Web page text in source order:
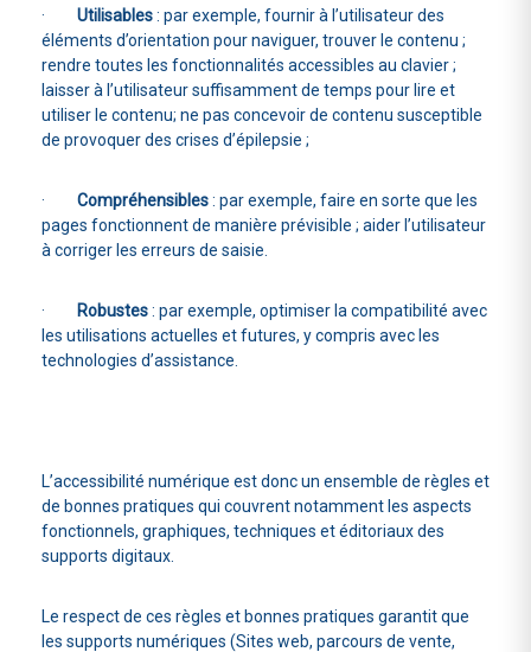
· Utilisables: par exemple, fournir à l’utilisateur des
éléments d’orientation pour naviguer, trouver le contenu ;
rendre toutes les fonctionnalités accessibles au clavier ;
laisser à l’utilisateur suffisamment de temps pour lire et
utiliser le contenu; ne pas concevoir de contenu susceptible
de provoquer des crises d’épilepsie ;
· Compréhensibles: par exemple, faire en sorte que les
pages fonctionnent de manière prévisible ; aider l’utilisateur
à corriger les erreurs de saisie.
· Robustes: par exemple, optimiser la compatibilité avec
les utilisations actuelles et futures, y compris avec les
technologies d’assistance.
L’accessibilité numérique est donc un ensemble de règles et
de bonnes pratiques qui couvrent notamment les aspects
fonctionnels, graphiques, techniques et éditoriaux des
supports digitaux.
Le respect de ces règles et bonnes pratiques garantit que
les supports numériques (Sites web, parcours de vente,